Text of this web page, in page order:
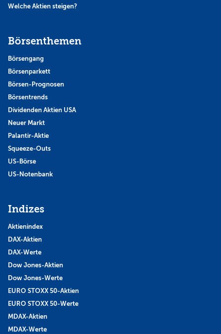
Welche Aktien steigen?
Börsenthemen
Börsengang
Börsenparkett
Börsen-Prognosen
Börsentrends
Dividenden Aktien USA
Neuer Markt
Palantir-Aktie
Squeeze-Outs
US-Börse
US-Notenbank
Indizes
Aktienindex
DAX-Aktien
DAX-Werte
Dow Jones-Aktien
Dow Jones-Werte
EURO STOXX 50-Aktien
EURO STOXX 50-Werte
MDAX-Aktien
MDAX-Werte